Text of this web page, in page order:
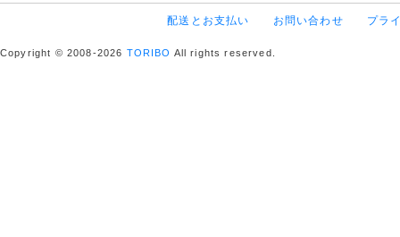
配送とお支払い お問い合わせ プラ
Copyright © 2008-2026 TORIBO All rights reserved.